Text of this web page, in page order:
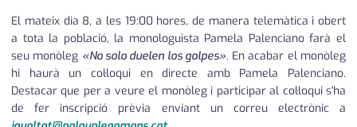
El mateix dia 8, a les 19:00 hores, de manera telemàtica i obert
a tota la població, la monologuista Pamela Palenciano farà el
seu monòleg «No solo duelen los golpes». En acabar el monòleg
hi haurà un col·loqui en directe amb Pamela Palenciano.
Destacar que per a veure el monòleg i participar al col·loqui s'ha
de fer inscripció prèvia enviant un correu electrònic a